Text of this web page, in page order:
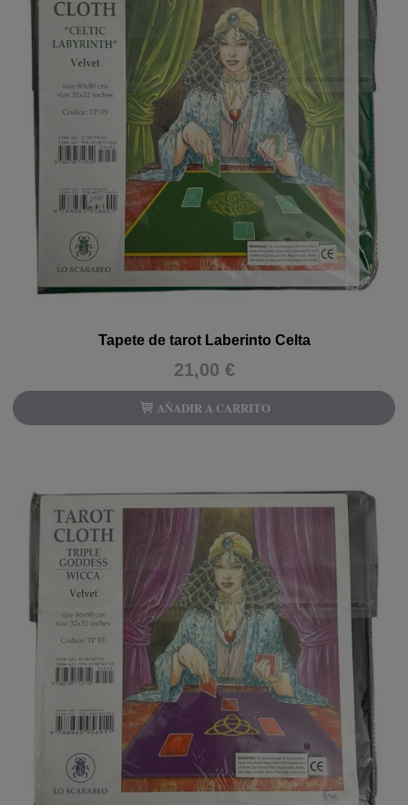
Tapete de tarot Laberinto Celta
21,00 €
AÑADIR A CARRITO